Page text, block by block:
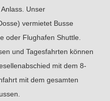
Unser
vermietet Busse
oder Flughafen Shuttle.
und Tagesfahrten können
mit dem 8-
mit dem gesamten